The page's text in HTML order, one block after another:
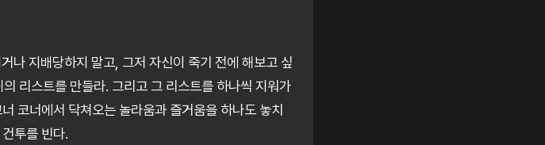
나 지배당하지 말고, 그저 자신이 죽기 전에 해보고 싶
리스트를 만들라. 그리고 그 리스트를 하나씩 지워가
코너에서 닥쳐오는 놀라움과 즐거움을 하나도 놓치
투를 빈다.